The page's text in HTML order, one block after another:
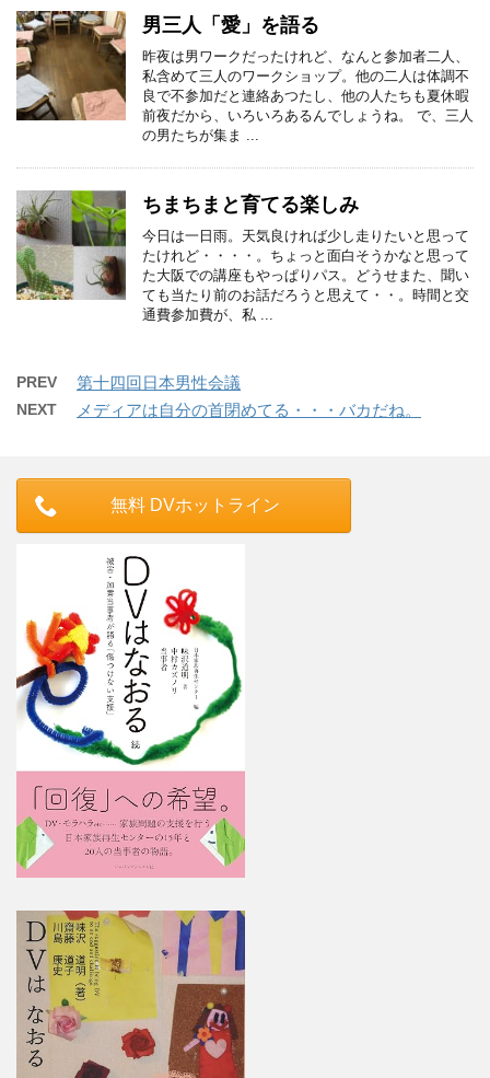
男三人「愛」を語る
昨夜は男ワークだったけれど、なんと参加者二人、
私含めて三人のワークショップ。他の二人は体調不
良で不参加だと連絡あつたし、他の人たちも夏休暇
前夜だから、いろいろあるんでしょうね。 で、三人
の男たちが集ま ...
ちまちまと育てる楽しみ
今日は一日雨。天気良ければ少し走りたいと思って
たけれど・・・・。ちょっと面白そうかなと思って
た大阪での講座もやっぱりパス。どうせまた、聞い
ても当たり前のお話だろうと思えて・・。時間と交
通費参加費が、私 ...
PREV 第十四回日本男性会議
NEXT メディアは自分の首閉めてる・・・バカだね。
無料 DVホットライン